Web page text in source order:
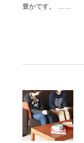
豊かです。 ……